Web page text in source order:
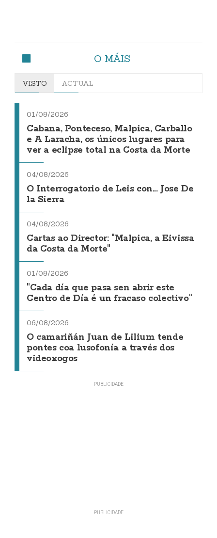
O MÁIS
VISTO ACTUAL
01/08/2026
Cabana, Ponteceso, Malpica, Carballo
e A Laracha, os únicos lugares para
ver a eclipse total na Costa da Morte
04/08/2026
O Interrogatorio de Leis con... Jose De
la Sierra
04/08/2026
Cartas ao Director: "Malpica, a Eivissa
da Costa da Morte"
01/08/2026
"Cada día que pasa sen abrir este
Centro de Día é un fracaso colectivo"
06/08/2026
O camariñán Juan de Lilium tende
pontes coa lusofonía a través dos
videoxogos